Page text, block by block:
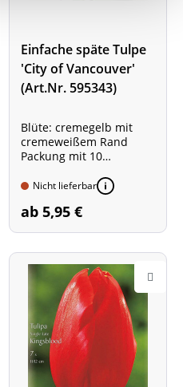
Einfache späte Tulpe
'City of Vancouver'
(Art.Nr. 595343)
Blüte: cremegelb mit
cremeweißem Rand
Packung mit 10
Nicht lieferbar
ab 5,95 €